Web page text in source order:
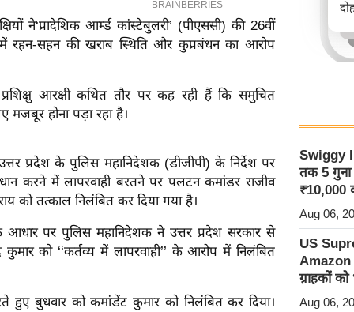
ने‘प्रादेशिक आर्म्‍ड कांस्टेबुलरी’ (पीएससी) की 26वीं
रहन-सहन की खराब स्थिति और कुप्रबंधन का आरोप
आरक्षी कथित तौर पर कह रही हैं कि समुचित
होना पड़ा रहा है।
प्रदेश के पुलिस महानिदेशक (डीजीपी) के निर्देश पर
करने में लापरवाही बरतने पर पलटन कमांडर राजीव
को तत्काल निलंबित कर दिया गया है।
आधार पर पुलिस महानिदेशक ने उत्तर प्रदेश सरकार से
को ‘‘कर्तव्य में लापरवाही’’ के आरोप में निलंबित
हुए बुधवार को कमांडेंट कुमार को निलंबित कर दिया।
Swiggy
तक 5 गुना
₹10,000
Aug 06,
US
Amazon
ग्राहकों को
Aug 06,